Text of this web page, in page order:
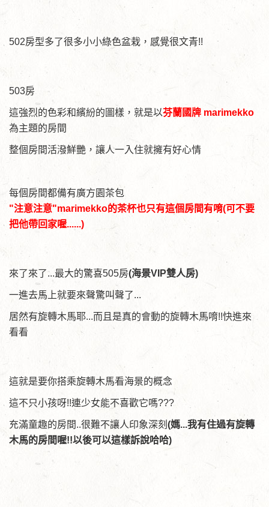
502房型多了很多小小綠色盆栽，感覺很文青!!
503房
這強烈的色彩和繽紛的圖樣，就是以芬蘭國牌 marimekko
為主題的房間
整個房間活潑鮮艷，讓人一入住就擁有好心情
每個房間都備有廣方園茶包
"注意注意"marimekko的茶杯也只有這個房間有唷(可不要
把他帶回家喔......)
來了來了...最大的驚喜505房(海景VIP雙人房)
一進去馬上就要來聲驚叫聲了...
居然有旋轉木馬耶...而且是真的會動的旋轉木馬唷!!快進來
看看
這就是要你搭乘旋轉木馬看海景的概念
這不只小孩呀!!連少女能不喜歡它嗎???
充滿童趣的房間..很難不讓人印象深刻 (媽...我有住過有旋轉
木馬的房間喔!!以後可以這樣訴說哈哈)